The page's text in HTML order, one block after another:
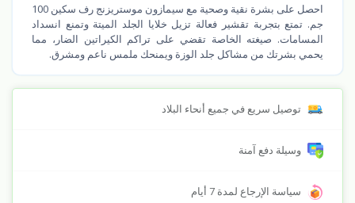
احصل على بشرة نقية وصحية مع سيمازون موستريزنج رف سكين 100
جم. تمتع بتجربة تقشير فعالة تزيل خلايا الجلد الميتة وتمنع انسداد
المسامات. صيغته الخاصة تقضي على تراكم الكيراتين الضار، مما
يحمي بشرتك من مشاكل جلد الوزة ويمنحك ملمس ناعم ومشرق.
توصيل سريع في جميع أنحاء البلاد
وسيلة دفع آمنة
سياسة الإرجاع لمدة 7 أيام